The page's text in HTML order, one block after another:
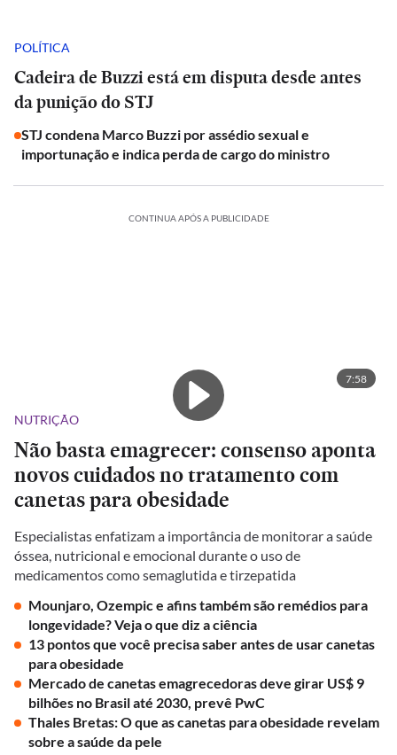
POLÍTICA
Cadeira de Buzzi está em disputa desde antes
da punição do STJ
STJ condena Marco Buzzi por assédio sexual e
importunação e indica perda de cargo do ministro
CONTINUA APÓS A PUBLICIDADE
7:58
NUTRIÇÃO
Não basta emagrecer: consenso aponta
novos cuidados no tratamento com
canetas para obesidade
Especialistas enfatizam a importância de monitorar a saúde
óssea, nutricional e emocional durante o uso de
medicamentos como semaglutida e tirzepatida
Mounjaro, Ozempic e afins também são remédios para
longevidade? Veja o que diz a ciência
13 pontos que você precisa saber antes de usar canetas
para obesidade
Mercado de canetas emagrecedoras deve girar US$ 9
bilhões no Brasil até 2030, prevê PwC
Thales Bretas: O que as canetas para obesidade revelam
sobre a saúde da pele